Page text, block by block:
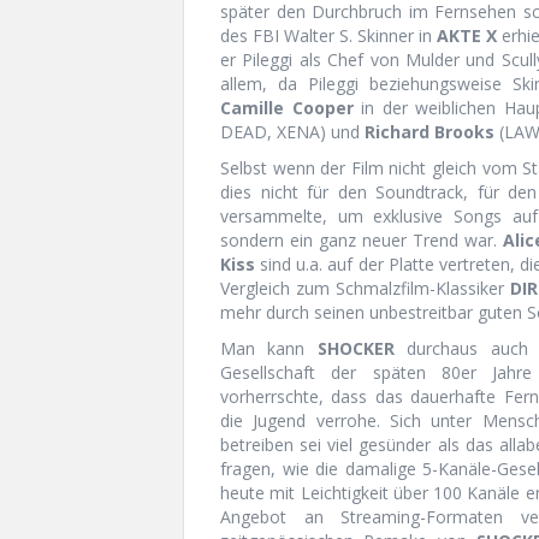
später den Durchbruch im Fernsehen
des FBI Walter S. Skinner inAKTE X
er Pileggi als Chef von Mulder und
allem, da Pileggi beziehungsweise
Camille Cooperin der weiblichen
DEAD, XENA) und Richard Brooks
Selbst wenn der Film nicht gleich vom
dies nicht für den Soundtrack, für
versammelte, um exklusive Songs
sondern ein ganz neuer Trend war.
Kiss sind u.a. auf der Platte vertreten,
Vergleich zum Schmalzfilm-Klassiker
mehr durch seinen unbestreitbar guten
Man kann SHOCKER durchaus
Gesellschaft der späten 80er
vorherrschte, dass das dauerhafte
die Jugend verrohe. Sich unter
betreiben sei viel gesünder als das
fragen, wie die damalige 5-Kanäle-
heute mit Leichtigkeit über 100 Kanäle
Angebot an Streaming-Formaten